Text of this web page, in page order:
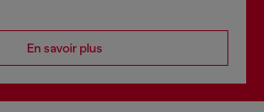
En savoir plus